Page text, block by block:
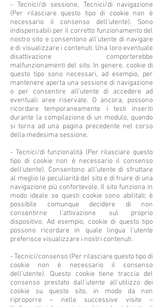
- Tecnici/di sessione, Tecnici/di navigazione
(Per rilasciare questo tipo di cookie non è
necessario il consenso dell’utente). Sono
indispensabili per il corretto funzionamento del
nostro sito e consentono all’utente di navigare
e di visualizzare i contenuti. Una loro eventuale
disattivazione comporterebbe
malfunzionamenti del sito. In genere, cookie di
questo tipo sono necessari, ad esempio, per
mantenere aperta una sessione di navigazione
o per consentire all’utente di accedere ad
eventuali aree riservate. O ancora, possono
ricordare temporaneamente i testi inseriti
durante la compilazione di un modulo, quando
si torna ad una pagina precedente nel corso
della medesima sessione.
- Tecnici/di funzionalità (Per rilasciare questo
tipo di cookie non è necessario il consenso
dell’utente). Consentono all’utente di sfruttare
al meglio le peculiarità del sito e di fruire di una
navigazione più confortevole. Il sito funziona in
modo ideale se questi cookie sono abilitati; è
possibile comunque decidere di non
consentirne l’attivazione sul proprio
dispositivo. Ad esempio, cookie di questo tipo
possono ricordare in quale lingua l’utente
preferisce visualizzare i nostri contenuti.
- Tecnici/consenso (Per rilasciare questo tipo di
cookie non è necessario il consenso
dell’utente). Questo cookie tiene traccia del
consenso prestato dall’utente all’utilizzo dei
cookie su questo sito, in modo da non
riproporre – nelle successive visite –